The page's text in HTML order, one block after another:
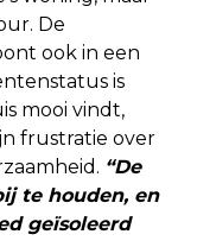
De
ook in een
is
mooi vindt,
frustratie over
“De
te houden, en
geïsoleerd